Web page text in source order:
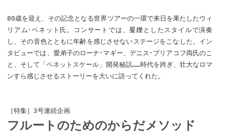
80歳を迎え、その記念となる世界ツアーの一環で来日を果たしたウィ
リアム･ベネット氏。コンサートでは、矍鑠としたスタイルで演奏
し、その音色とともに年齢を感じさせないステージをこなした。イン
タビューでは、愛弟子のローナ･マギー、デニス･ブリアコフ両氏のこ
と、そして「ベネットスケール」開発秘話……時代を跨ぎ、壮大なロマ
ンすら感じさせるストーリーを大いに語ってくれた。
［特集］3号連続企画
フルートのためのからだメソッド